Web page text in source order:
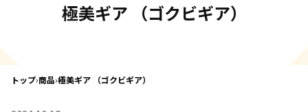
極美ギア （ゴクビギア）
トップ›商品›極美ギア （ゴクビギア）